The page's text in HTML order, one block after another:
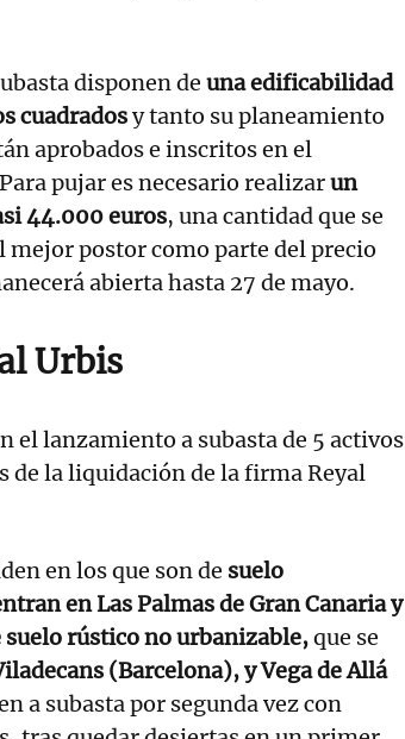
disponen de una edificabilidad
cuadradosy tanto su planeamiento
aprobados e inscritos en el
pujar es necesario realizarun
44.000 euros, una cantidad que se
mejor postor como parte del precio
abierta hasta 27 de mayo.
Urbis
el lanzamiento a subasta de 5 activos
la liquidación de la firma Reyal
en los que son de suelo
en Las Palmas de Gran Canaria y
rústico no urbanizable,que se
(Barcelona), y Vega de Allá
a subasta por segunda vez con